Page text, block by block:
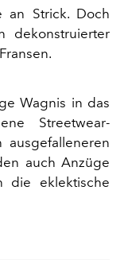
an Strick. Doch
dekonstruierter
Wagnis in das
Streetwear-
auch Anzüge
die eklektische